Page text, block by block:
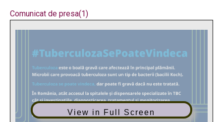
Comunicat de presa(1)
View in Full Screen